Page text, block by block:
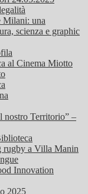
Milani: una
scienza e graphic
al Cinema Miotto
nostro Territorio” –
rugby a Villa Manin
Innovation
2025